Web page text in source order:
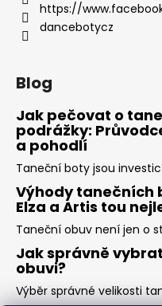
https://
dancebotycz
Blog
Jak pečovat o
podrážky:
a pohodlí
Taneční boty jsou
Výhody tanečních
Elza a Artis tou
Taneční obuv není jen o
Jak správně
obuvi?
Výběr správné velikosti